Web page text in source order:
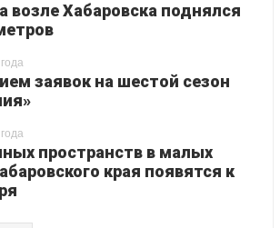
возле Хабаровска поднялся
заявок на шестой сезон
пространств в малых
края появятся к